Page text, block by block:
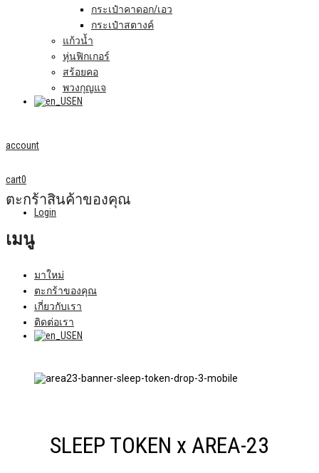
กระเป๋าคาดอก/เอว
กระเป๋าสตางค์
แก้วน้ำ
หุ่นฟิกเกอร์
สร้อยคอ
พวงกุญแจ
EN
account
Login
cart0
ตะกร้าสินค้าของคุณ
เมนู
มาใหม่
ตะกร้าของคุณ
เกี่ยวกับเรา
ติดต่อเรา
EN
SLEEP TOKEN x AREA-23